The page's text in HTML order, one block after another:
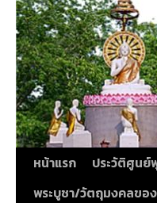
หน้าแรก ประวัติศูนย์
พระบูชา/วัตถุมงคลขอ